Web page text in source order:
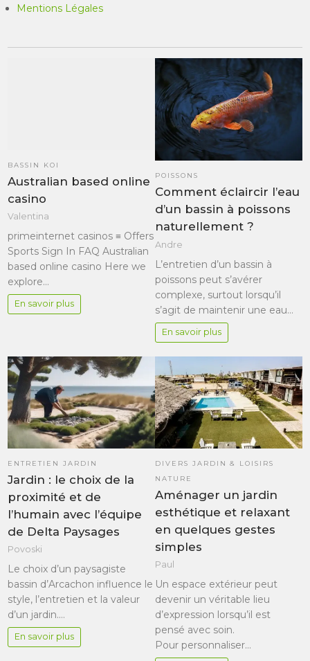
Mentions Légales
BASSIN KOI
Australian based online
casino
Valentina
primeinternet casinos ≡ Offers
Sports Sign In FAQ Australian
based online casino Here we
explore…
En savoir plus
POISSONS
Comment éclaircir l’eau
d’un bassin à poissons
naturellement ?
Andre
L’entretien d’un bassin à
poissons peut s’avérer
complexe, surtout lorsqu’il
s’agit de maintenir une eau…
En savoir plus
ENTRETIEN JARDIN
Jardin : le choix de la
proximité et de
l’humain avec l’équipe
de Delta Paysages
Povoski
Le choix d’un paysagiste
bassin d’Arcachon influence le
style, l’entretien et la valeur
d’un jardin.…
En savoir plus
DIVERS JARDIN & LOISIRS
NATURE
Aménager un jardin
esthétique et relaxant
en quelques gestes
simples
Paul
Un espace extérieur peut
devenir un véritable lieu
d’expression lorsqu’il est
pensé avec soin.
Pour personnaliser…